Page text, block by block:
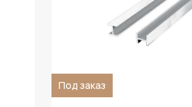
Под заказ